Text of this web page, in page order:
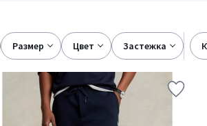
размер цвет застежка